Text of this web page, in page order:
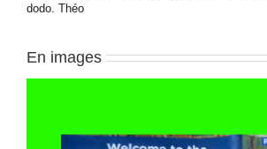
dodo. Théo
En images